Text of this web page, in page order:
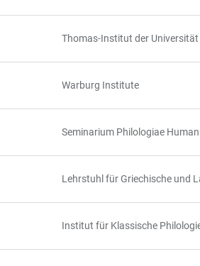
Thomas-Institut der Universität
Warburg Institute
Seminarium Philologiae
Lehrstuhl für Griechische und
Institut für Klassische